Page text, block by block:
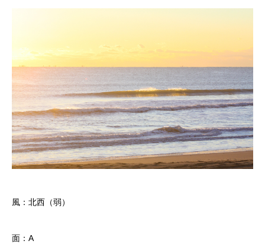
風：北西（弱）
面：A